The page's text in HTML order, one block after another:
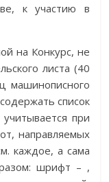
к участию в
на Конкурс, не
листа (40
машинописного
список
при
направляемых
каждое, а сама
шрифт – ,